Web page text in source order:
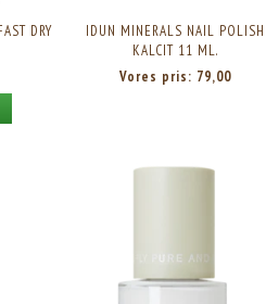
DRY
IDUN MINERALS NAIL POLISH
KALCIT 11 ML.
Vores pris: 79,00